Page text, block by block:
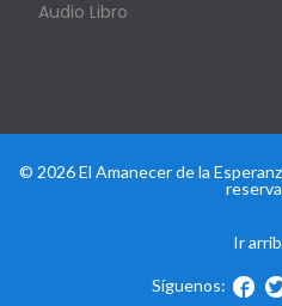
Audio Libro
© 2026 El Amanecer de la
Ir
Síguenos: 